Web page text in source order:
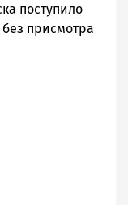
поступило
присмотра